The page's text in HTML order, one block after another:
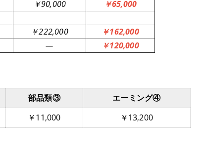
￥90,000 ￥65,000
￥222,000
￥162,000
― ￥120,000
部品類③
エーミング④
￥11,000
￥13,200